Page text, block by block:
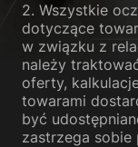
2. Wszystkie
dotyczące
w związku z
należy
oferty,
towarami
być
zastrzega sobie